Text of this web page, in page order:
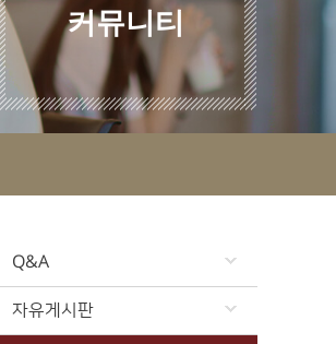
커뮤니티
Q&A
자유게시판